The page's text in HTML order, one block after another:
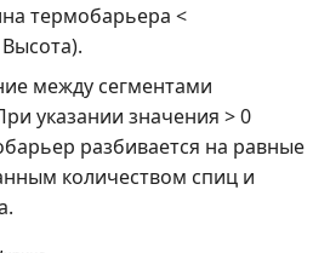
термобарьера <
между сегментами
указании значения > 0
разбивается на равные
количеством спиц и